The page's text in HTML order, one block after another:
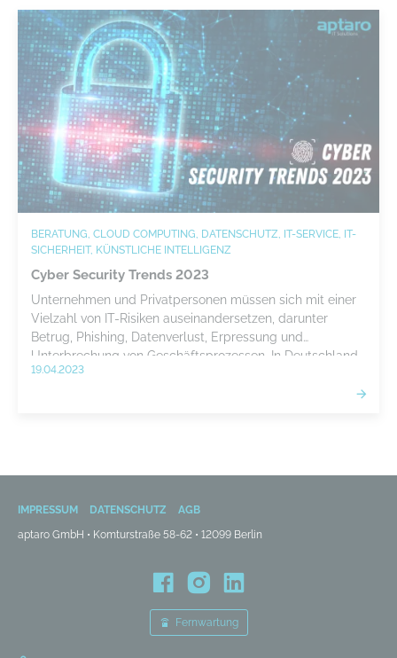
BERATUNG, CLOUD COMPUTING, DATENSCHUTZ, IT-SERVICE, IT-
SICHERHEIT, KÜNSTLICHE INTELLIGENZ
Cyber Security Trends 2023
Unternehmen und Privatpersonen müssen sich mit einer
Vielzahl von IT-Risiken auseinandersetzen, darunter
Betrug, Phishing, Datenverlust, Erpressung und
Unterbrechung von Geschäftsprozessen. In Deutschland
gibt es täglich tausende Meldungen zu Cyberangriffen,
19.04.2023
IMPRESSUM DATENSCHUTZ
AGB
aptaro GmbH • Komturstraße 58-62 • 12099 Berlin
Fernwartung